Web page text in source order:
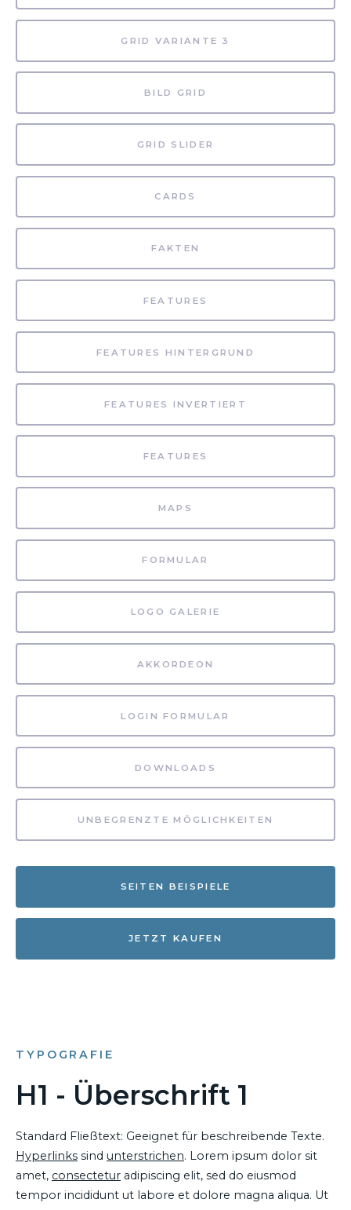
GRID VARIANTE 3
BILD GRID
GRID SLIDER
CARDS
FAKTEN
FEATURES
FEATURES HINTERGRUND
FEATURES INVERTIERT
FEATURES
MAPS
FORMULAR
LOGO GALERIE
AKKORDEON
LOGIN FORMULAR
DOWNLOADS
UNBEGRENZTE MÖGLICHKEITEN
SEITEN BEISPIELE
JETZT KAUFEN
TYPOGRAFIE
H1 - Überschrift 1
Standard Fließtext: Geeignet für beschreibende Texte.
Hyperlinks sind unterstrichen. Lorem ipsum dolor sit
amet, consectetur adipiscing elit, sed do eiusmod
tempor incididunt ut labore et dolore magna aliqua. Ut